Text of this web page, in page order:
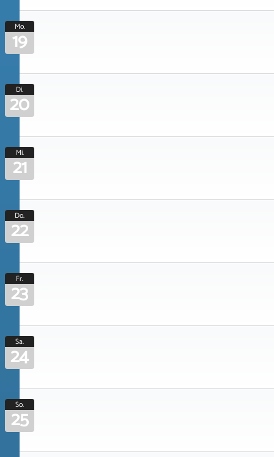
Mo.
19
Di.
20
Mi.
21
Do.
22
Fr.
23
Sa.
24
So.
25